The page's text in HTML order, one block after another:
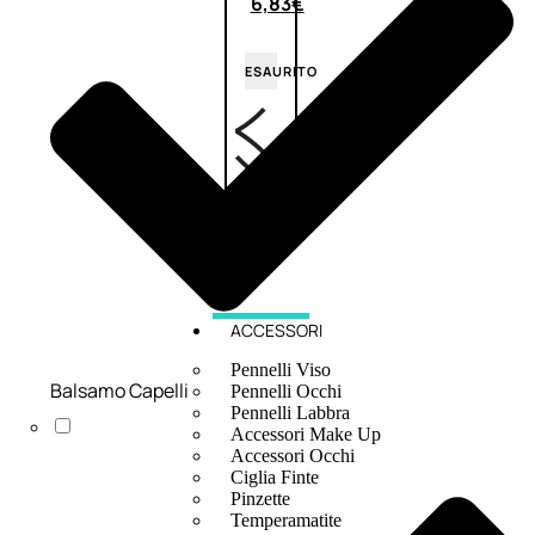
ESAURITO
ACCESSORI
Pennelli Viso
Pennelli Occhi
Pennelli Labbra
Accessori Make Up
Accessori Occhi
Ciglia Finte
Pinzette
Temperamatite
Balsamo Capelli